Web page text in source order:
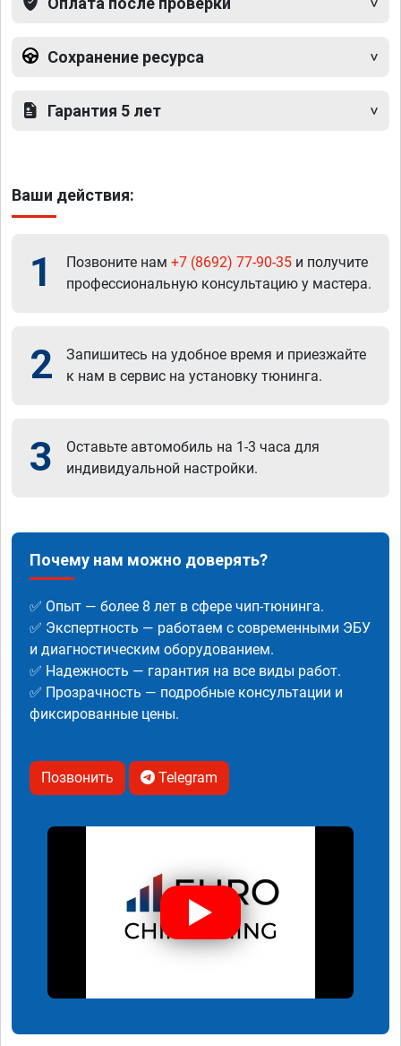
Сохранение ресурса
Гарантия 5 лет
Ваши действия:
1 Позвоните нам +7 (8692) 77-90-35 и получите
профессиональную консультацию у мастера.
2
Запишитесь на удобное время и приезжайте
к нам в сервис на установку тюнинга.
3
Оставьте автомобиль на 1-3 часа для
индивидуальной настройки.
Почему нам можно доверять?
✅ Опыт — более 8 лет в сфере чип-тюнинга.
✅ Экспертность — работаем с современными ЭБУ
и диагностическим оборудованием.
✅ Надежность — гарантия на все виды работ.
✅ Прозрачность — подробные консультации и
фиксированные цены.
Позвонить Telegram